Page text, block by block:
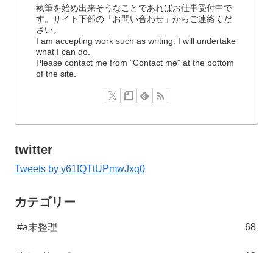
執筆を始め出来そうなことであればお仕事受付中で
す。サイト下部の「お問い合わせ」からご連絡くだ
さい。
I am accepting work such as writing. I will undertake
what I can do.
Please contact me from "Contact me" at the bottom
of the site.
twitter
Tweets by y61fQTtUPmwJxq0
カテゴリー
#a未整理 68